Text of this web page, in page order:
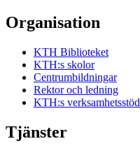
Organisation
KTH Biblioteket
KTH:s skolor
Centrumbildningar
Rektor och ledning
KTH:s verksamhetsstöd
Tjänster